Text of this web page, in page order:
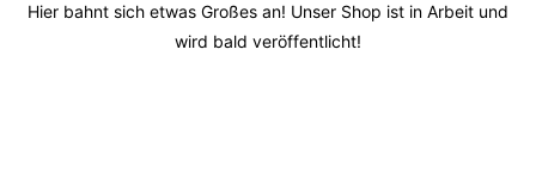
Hier bahnt sich etwas Großes an! Unser Shop ist in Arbeit und
wird bald veröffentlicht!